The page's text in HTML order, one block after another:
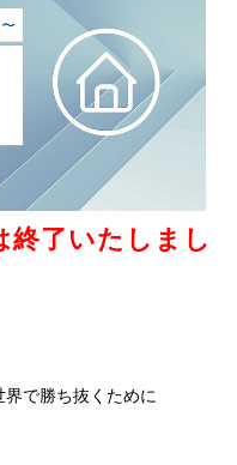
了いたしまし
で勝ち抜くために